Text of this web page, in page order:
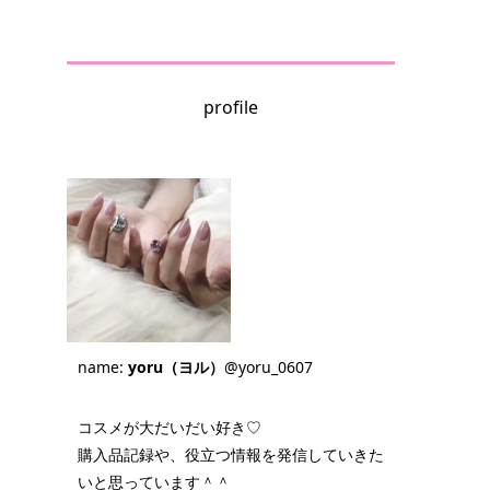
profile
name: yoru（ヨル） @yoru_0607
コスメが大だいだい好き♡
購入品記録や、役立つ情報を発信していきた
いと思っています＾＾